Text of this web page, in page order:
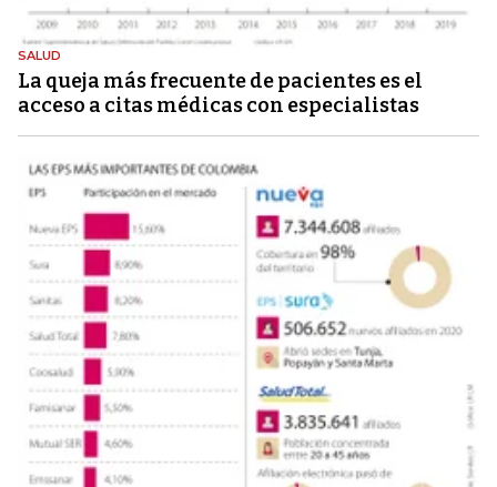
SALUD
La queja más frecuente de pacientes es el
acceso a citas médicas con especialistas